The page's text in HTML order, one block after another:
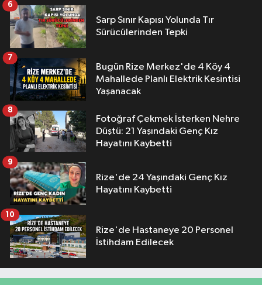
Sarp Sınır Kapısı Yolunda Tır
Sürücülerinden Tepki
6
Bugün Rize Merkez'de 4 Köy 4
Mahallede Planlı Elektrik Kesintisi
Yaşanacak
7
Fotoğraf Çekmek İsterken Nehre
Düştü: 21 Yaşındaki Genç Kız
Hayatını Kaybetti
8
Rize'de 24 Yaşındaki Genç Kız
Hayatını Kaybetti
9
Rize'de Hastaneye 20 Personel
İstihdam Edilecek
10